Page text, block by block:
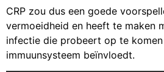
CRP zou dus een goede
vermoeidheid en heeft te maken
infectie die probeert op te
immuunsysteem beïnvloedt.